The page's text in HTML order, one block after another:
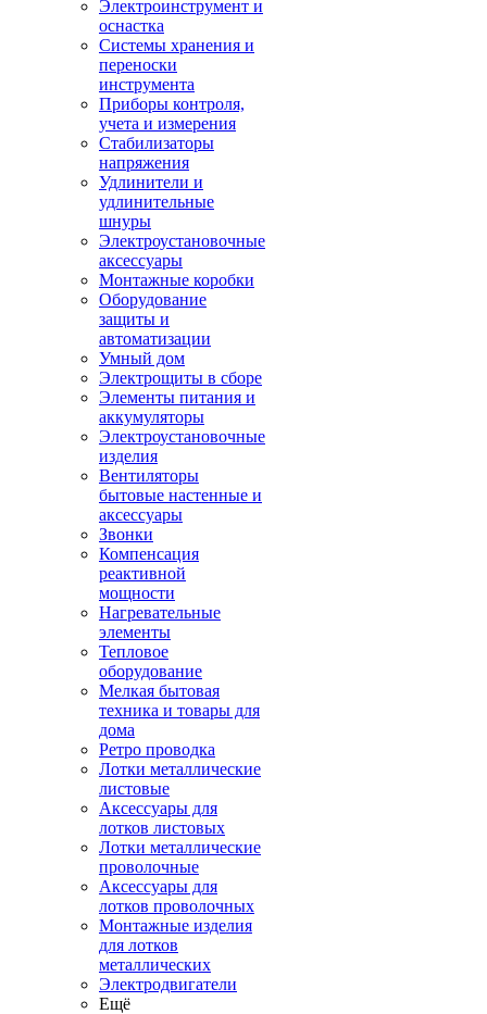
Электроинструмент и
оснастка
Системы хранения и
переноски
инструмента
Приборы контроля,
учета и измерения
Стабилизаторы
напряжения
Удлинители и
удлинительные
шнуры
Электроустановочные
аксессуары
Монтажные коробки
Оборудование
защиты и
автоматизации
Умный дом
Электрощиты в сборе
Элементы питания и
аккумуляторы
Электроустановочные
изделия
Вентиляторы
бытовые настенные и
аксессуары
Звонки
Компенсация
реактивной
мощности
Нагревательные
элементы
Тепловое
оборудование
Мелкая бытовая
техника и товары для
дома
Ретро проводка
Лотки металлические
листовые
Аксессуары для
лотков листовых
Лотки металлические
проволочные
Аксессуары для
лотков проволочных
Монтажные изделия
для лотков
металлических
Электродвигатели
Ещё